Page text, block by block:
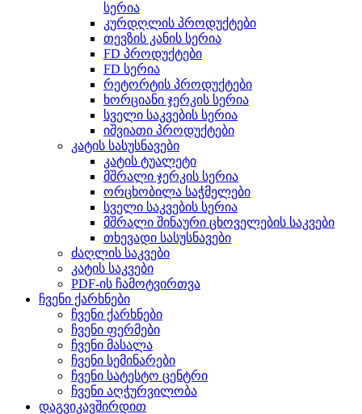
სერია
კურდღლის პროდუქტები
თევზის კანის სერია
FD პროდუქტები
FD სერია
რეტორტის პროდუქტები
ხორციანი ჯერკის სერია
სველი საკვების სერია
იშვიათი პროდუქტები
კატის სასუსნავები
კატის ტუალეტი
მშრალი ჯერკის სერია
ორცხობილა საჭმელები
სველი საკვების სერია
მშრალი შინაური ცხოველების საკვები
თხევადი სასუსნავები
ძაღლის საკვები
კატის საკვები
PDF-ის ჩამოტვირთვა
ჩვენი ქარხნები
ჩვენი ქარხნები
ჩვენი ფერმები
ჩვენი მასალა
ჩვენი სემინარები
ჩვენი სატესტო ცენტრი
ჩვენი აღჭურვილობა
დაგვიკავშირდით